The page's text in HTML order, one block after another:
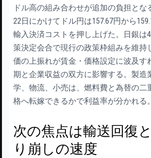
ドル高の組み合わせが追加の負担とな
22日にかけてドル円は157.67円から
輸入決済コストを押し上げた。日銀は
策決定会合で現行の政策枠組みを維持
価の上振れが賃金・価格設定に波及す
期と企業収益の双方に影響する。製造
学、物流、小売は、燃料費と為替の二
格へ転嫁できるかで利益率が分かれる。
次の焦点は輸送回復
り崩しの速度